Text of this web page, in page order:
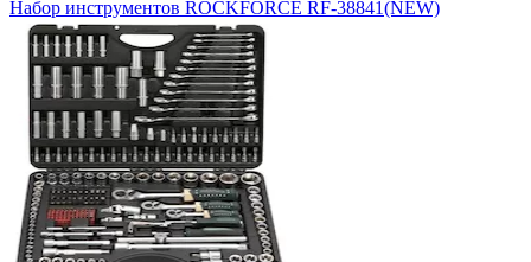
Набор инструментов ROCKFORCE RF-38841(NEW)